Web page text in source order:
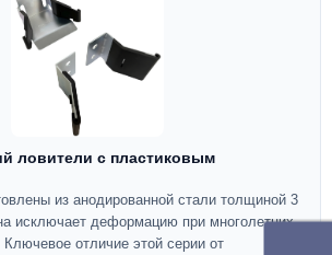
ловители с пластиковым
из анодированной стали толщиной 3
исключает деформацию при многолетних
Ключевое отличие этой серии от